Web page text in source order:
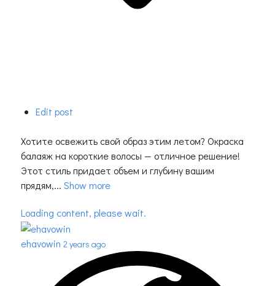
Edit post
Хотите освежить свой образ этим летом? Окраска
балаяж на короткие волосы — отличное решение!
Этот стиль придает объем и глубину вашим
прядям,... Show more
Loading content, please wait.
ehavowin 2 years ago